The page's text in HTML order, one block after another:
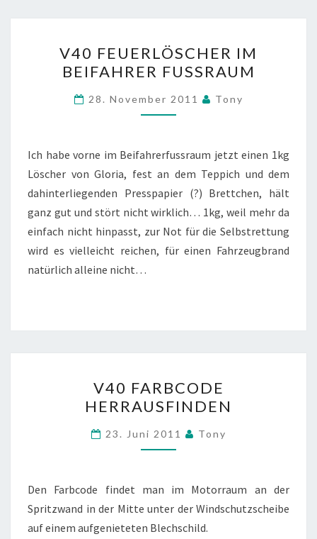
FEUERLÖSCHER
IM
BEIFAHRER
FUSSRAUM
V40 FEUERLÖSCHER IM
BEIFAHRER FUSSRAUM
28. November 2011 Tony
Ich habe vorne im Beifahrerfussraum jetzt einen 1kg
Löscher von Gloria, fest an dem Teppich und dem
dahinterliegenden Presspapier (?) Brettchen, hält
ganz gut und stört nicht wirklich… 1kg, weil mehr da
einfach nicht hinpasst, zur Not für die Selbstrettung
wird es vielleicht reichen, für einen Fahrzeugbrand
natürlich alleine nicht…
FARBCODE
HERRAUSFINDEN
V40 FARBCODE
HERRAUSFINDEN
23. Juni 2011 Tony
Den Farbcode findet man im Motorraum an der
Spritzwand in der Mitte unter der Windschutzscheibe
auf einem aufgenieteten Blechschild.